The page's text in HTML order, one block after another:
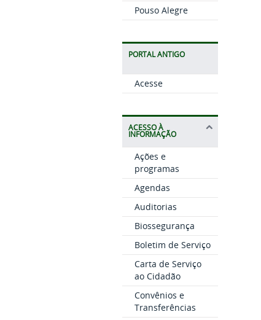
Pouso Alegre
PORTAL ANTIGO
Acesse
ACESSO À
INFORMAÇÃO
Ações e
programas
Agendas
Auditorias
Biossegurança
Boletim de Serviço
Carta de Serviço
ao Cidadão
Convênios e
Transferências